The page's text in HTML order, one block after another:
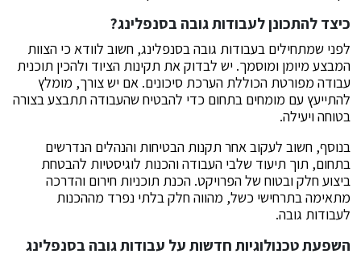
כיצד להתכונן לעבודות גובה בסנפלינג?
לפני שמתחילים בעבודות גובה בסנפלינג, חשוב לוודא כי הצוות
המבצע מיומן ומוסמך. יש לבדוק את תקינות הציוד ולהכין תוכנית
עבודה מפורטת הכוללת הערכת סיכונים. אם יש צורך, מומלץ
להתייעץ עם מומחים בתחום כדי להבטיח שהעבודה תתבצע בצורה
בטוחה ויעילה.
בנוסף, חשוב לעקוב אחר תקנות הבטיחות והנהלים הנדרשים
בתחום, תוך תיעוד שלבי העבודה והכנות לוגיסטיות להבטחת
ביצוע חלק ובטוח של הפרויקט. הכנת תוכניות חירום והדרכה
מתאימה בתרחישי כשל, מהווה חלק בלתי נפרד מההכנות
לעבודות גובה.
השפעת טכנולוגיות חדשות על עבודות גובה בסנפלינג